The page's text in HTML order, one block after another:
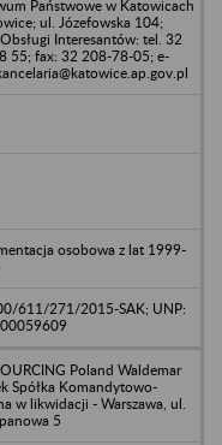
Państwowe w Katowicach
ul. Józefowska 104;
Interesantów: tel. 32
55; fax: 32 208-78-05; e-
osobowa z lat 1999-
611/271/2015-SAK; UNP:
Poland Waldemar
Spółka Komandytowo-
w likwidacji - Warszawa, ul.
5